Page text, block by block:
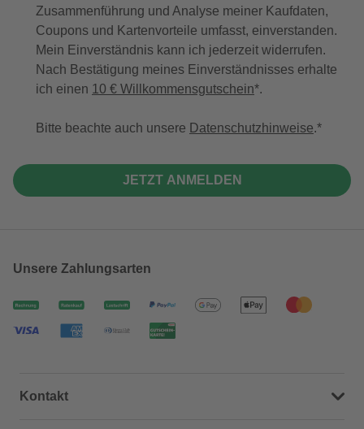
Zusammenführung und Analyse meiner Kaufdaten,
Coupons und Kartenvorteile umfasst, einverstanden.
Mein Einverständnis kann ich jederzeit widerrufen.
Nach Bestätigung meines Einverständnisses erhalte
ich einen 10 € Willkommensgutschein*.
Bitte beachte auch unsere Datenschutzhinweise.
JETZT ANMELDEN
Unsere Zahlungsarten
Kontakt